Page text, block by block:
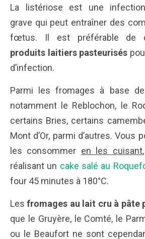
La listériose est une
grave qui peut entraîner des
fœtus. Il est préférable de
produits laitiers pasteurisés
d’infection.
Parmi les fromages à base
notamment le Reblochon, le
certains Bries, certains
Mont d’Or, parmi d’autres. Vous
les consommer en les cuisant
réalisant un cake salé au
four 45 minutes à 180°C.
Lesfromages au lait cru à pâte
que le Gruyère, le Comté, le
ou le Beaufort ne sont